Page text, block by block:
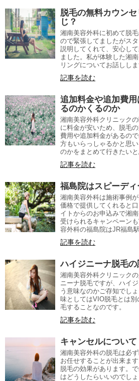
脱毛の無料カウン
じ？
湘南美容外科に初めて脱
ので緊張してましたがス
説明してくれて、安心し
ました。私が体験した湘
リングについてお話ししま
記事を読む
追加料金や追加費
るのかくるのか
湘南美容外科クリニック
に料金が安いため、脱毛
費用や追加料金があるの
方もいらっしゃるかと思
のかをまとめて行きたいと
記事を読む
福島院はスピーデ
湘南美容外科は施術事例
価格で提供してくれると
イトからのお申込みで湘
受けられるキャンペーン
容外科の福島院はJR福島
記事を読む
ハイジニーナ脱毛の
湘南美容外科クリニック
ニーナ脱毛ですが、ハイ
う意味なのかご存知でし
味としてはVIO脱毛とは
毛することなのです。
記事を読む
キャンセルについて
湘南美容外科の脱毛は必
お任せすることが出来ま
脱毛の効果があります。
はどうしたらいいのでし